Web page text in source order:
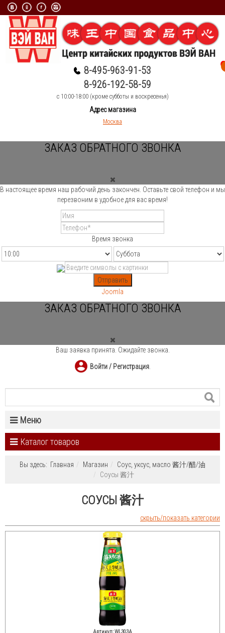
8-495-963-91-53
8-926-192-58-59
c 10:00-18:00 (кроме субботы и воскресенья)
Адрес магазина
Москва
ЗАКАЗ ОБРАТНОГО ЗВОНКА
В настоящее время наш рабочий день закончен. Оставьте свой телефон и мы
перезвоним в удобное для вас время!
Время звонка
Отправить
Joomla
ЗАКАЗ ОБРАТНОГО ЗВОНКА
Ваш заявка принята. Ожидайте звонка.
Войти / Регистрация.
Меню
Каталог товаров
Вы здесь: Главная Магазин
Соус, уксус, масло 酱汁/醋/油
Соусы 酱汁
СОУСЫ 酱汁
скрыть/показать категории